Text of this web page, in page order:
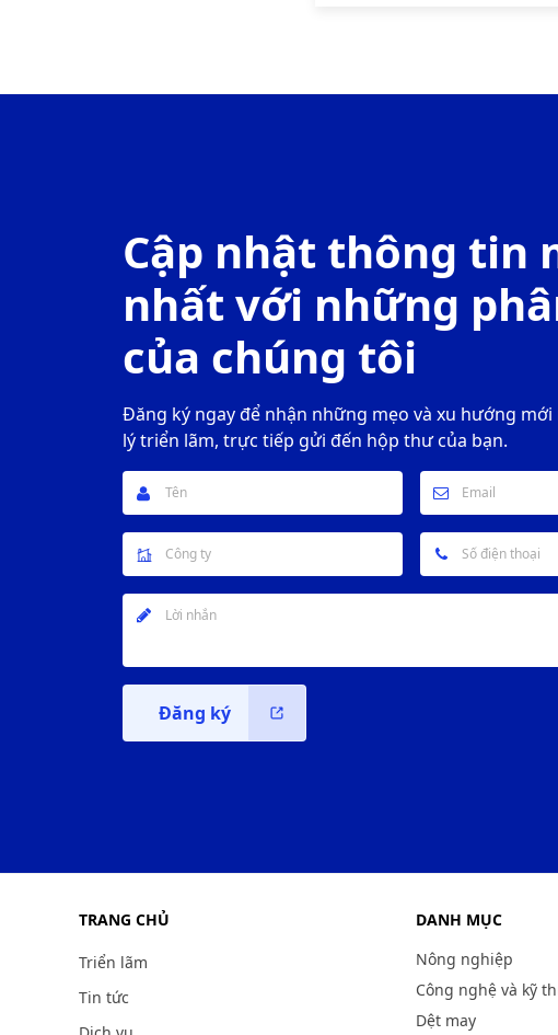
Cập nhật thông tin
nhất với những
của chúng tôi
Đăng ký ngay để nhận những mẹo và xu hướng
lý triển lãm, trực tiếp gửi đến hộp thư của bạn.
Đăng ký
TRANG CHỦ
Triển lãm
Tin tức
DANH MỤC
Nông nghiệp
Công nghệ và kỹ
Dệt may